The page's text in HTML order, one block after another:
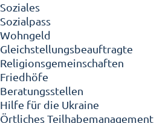
Soziales
Sozialpass
Wohngeld
Gleichstellungsbeauftragte
Religionsgemeinschaften
Friedhöfe
Beratungsstellen
Hilfe für die Ukraine
Örtliches Teilhabemanagement